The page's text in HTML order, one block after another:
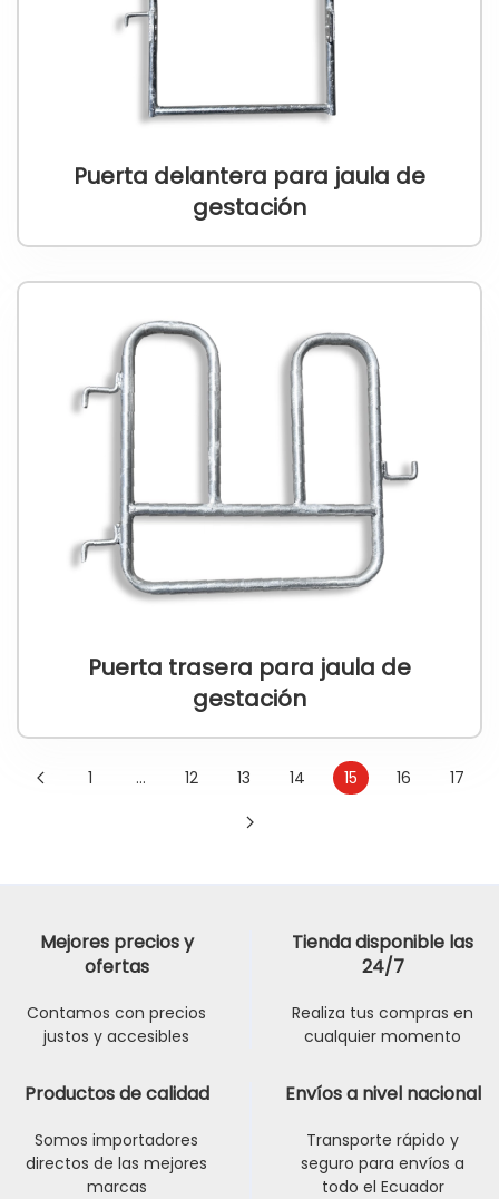
Puerta delantera para jaula de
gestación
Puerta trasera para jaula de
gestación
1 … 12 13 14 15 16 17
Mejores precios y
ofertas
Contamos con precios
justos y accesibles
Tienda disponible las
24/7
Realiza tus compras en
cualquier momento
Productos de calidad
Somos importadores
directos de las mejores
marcas
Envíos a nivel nacional
Transporte rápido y
seguro para envíos a
todo el Ecuador